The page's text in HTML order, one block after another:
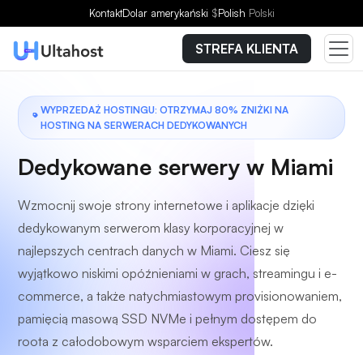
KontaktDolar amerykański $Polish Polski
STREFA KLIENTA
WYPRZEDAŻ HOSTINGU: OTRZYMAJ 80% ZNIŻKI NA
HOSTING NA SERWERACH DEDYKOWANYCH
Dedykowane serwery w Miami
Wzmocnij swoje strony internetowe i aplikacje dzięki
dedykowanym serwerom klasy korporacyjnej w
najlepszych centrach danych w Miami. Ciesz się
wyjątkowo niskimi opóźnieniami w grach, streamingu i e-
commerce, a także natychmiastowym provisionowaniem,
pamięcią masową SSD NVMe i pełnym dostępem do
roota z całodobowym wsparciem ekspertów.